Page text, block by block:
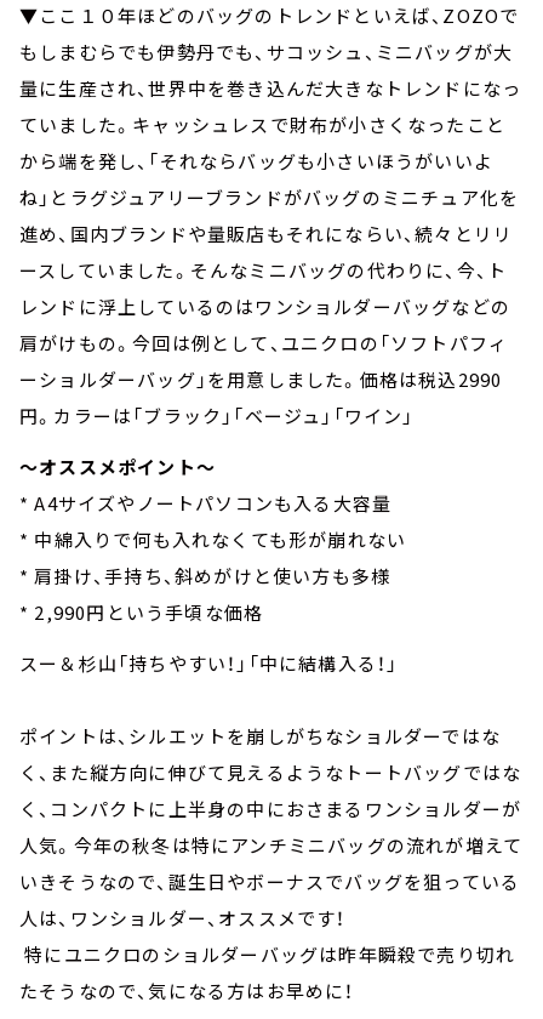
▼ここ１０年ほどのバッグのトレンドといえば、ZOZOで
もしまむらでも伊勢丹でも、サコッシュ、ミニバッグが大
量に生産され、世界中を巻き込んだ大きなトレンドになっ
ていました。キャッシュレスで財布が小さくなったこと
から端を発し、「それならバッグも小さいほうがいいよ
ね」とラグジュアリーブランドがバッグのミニチュア化を
進め、国内ブランドや量販店もそれにならい、続々とリリ
ースしていました。そんなミニバッグの代わりに、今、ト
レンドに浮上しているのはワンショルダーバッグなどの
肩がけもの。今回は例として、ユニクロの「ソフトパフィ
ーショルダーバッグ」を用意しました。価格は税込2990
円。カラーは「ブラック」「ベージュ」「ワイン」
～オススメポイント～
* A4サイズやノートパソコンも入る大容量
* 中綿入りで何も入れなくても形が崩れない
* 肩掛け、手持ち、斜めがけと使い方も多様
* 2,990円という手頃な価格
スー＆杉山「持ちやすい！」「中に結構入る！」
ポイントは、シルエットを崩しがちなショルダーではな
く、また縦方向に伸びて見えるようなトートバッグではな
く、コンパクトに上半身の中におさまるワンショルダーが
人気。今年の秋冬は特にアンチミニバッグの流れが増えて
いきそうなので、誕生日やボーナスでバッグを狙っている
人は、ワンショルダー、オススメです！
特にユニクロのショルダーバッグは昨年瞬殺で売り切れ
たそうなので、気になる方はお早めに！